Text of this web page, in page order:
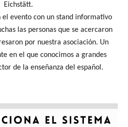
Eichstätt.
el evento con un stand informativo
las personas que se acercaron
por nuestra asociación. Un
en el que conocimos a grandes
de la enseñanza del español.